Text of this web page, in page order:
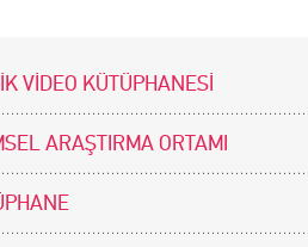
VİDEO KÜTÜPHANESİ
ARAŞTIRMA ORTAMI